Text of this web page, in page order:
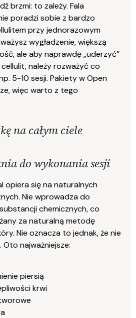
brzmi: to zależy. Fala
poradzi sobie z bardzo
przy jednorazowym
wygładzenie, większą
ale aby naprawdę „uderzyć”
należy rozważyć co
5-10 sesji. Pakiety w Open
więc warto z tego
na całym ciele
do wykonania sesji
opiera się na naturalnych
Nie wprowadza do
chemicznych, co
za naturalną metodę
Nie oznacza to jednak, że nie
najważniejsze:
piersią
krwi